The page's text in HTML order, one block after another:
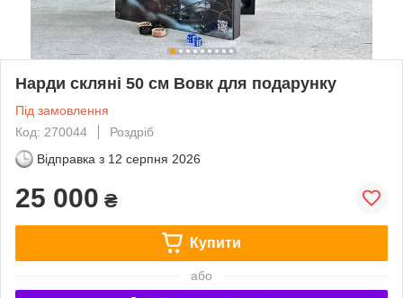
Нарди скляні 50 см Вовк для подарунку
Під замовлення
Код: 270044
Роздріб
Відправка з 12 серпня 2026
25 000 ₴
Купити
або